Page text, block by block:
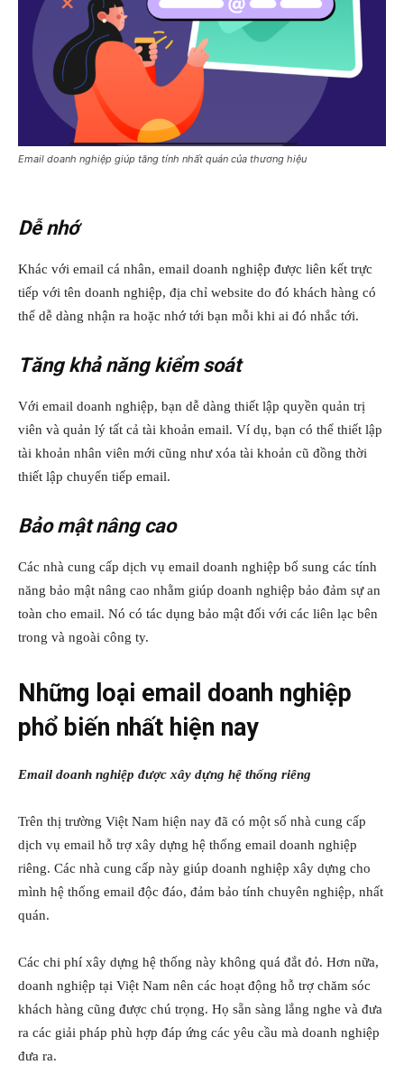
Email doanh nghiệp giúp tăng tính nhất quán của thương hiệu
Dễ nhớ
Khác với email cá nhân, email doanh nghiệp được liên kết trực
tiếp với tên doanh nghiệp, địa chỉ website do đó khách hàng có
thể dễ dàng nhận ra hoặc nhớ tới bạn mỗi khi ai đó nhắc tới.
Tăng khả năng kiểm soát
Với email doanh nghiệp, bạn dễ dàng thiết lập quyền quản trị
viên và quản lý tất cả tài khoản email. Ví dụ, bạn có thể thiết lập
tài khoản nhân viên mới cũng như xóa tài khoản cũ đồng thời
thiết lập chuyển tiếp email.
Bảo mật nâng cao
Các nhà cung cấp dịch vụ email doanh nghiệp bổ sung các tính
năng bảo mật nâng cao nhằm giúp doanh nghiệp bảo đảm sự an
toàn cho email. Nó có tác dụng bảo mật đối với các liên lạc bên
trong và ngoài công ty.
Những loại email doanh nghiệp
phổ biến nhất hiện nay
Email doanh nghiệp được xây dựng hệ thống riêng
Trên thị trường Việt Nam hiện nay đã có một số nhà cung cấp
dịch vụ email hỗ trợ xây dựng hệ thống email doanh nghiệp
riêng. Các nhà cung cấp này giúp doanh nghiệp xây dựng cho
mình hệ thống email độc đáo, đảm bảo tính chuyên nghiệp, nhất
quán.
Các chi phí xây dựng hệ thống này không quá đắt đỏ. Hơn nữa,
doanh nghiệp tại Việt Nam nên các hoạt động hỗ trợ chăm sóc
khách hàng cũng được chú trọng. Họ sẵn sàng lắng nghe và đưa
ra các giải pháp phù hợp đáp ứng các yêu cầu mà doanh nghiệp
đưa ra.